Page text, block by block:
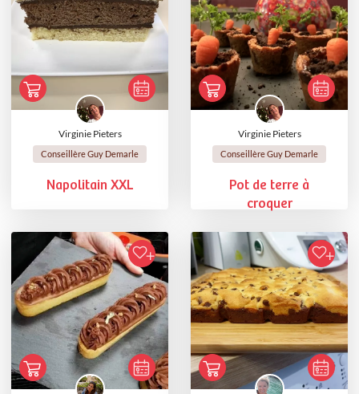
Virginie Pieters
Conseillère Guy Demarle
Napolitain XXL
Virginie Pieters
Conseillère Guy Demarle
Pot de terre à
croquer